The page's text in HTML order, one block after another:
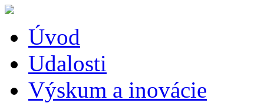
Úvod
Udalosti
Výskum a inovácie